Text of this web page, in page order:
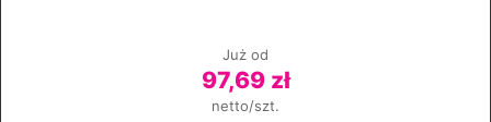
Już od
97,69 zł
netto/szt.